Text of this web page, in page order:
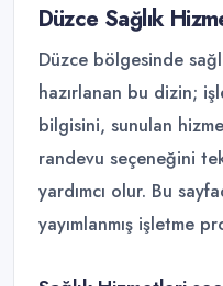
Düzce Sağlık
Düzce bölgesinde
hazırlanan bu dizin;
bilgisini, sunulan
randevu seçeneğini
yardımcı olur. Bu
yayımlanmış işletme